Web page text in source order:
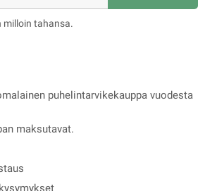
milloin tahansa.
puhelintarvikekauppa vuodesta
maksutavat.